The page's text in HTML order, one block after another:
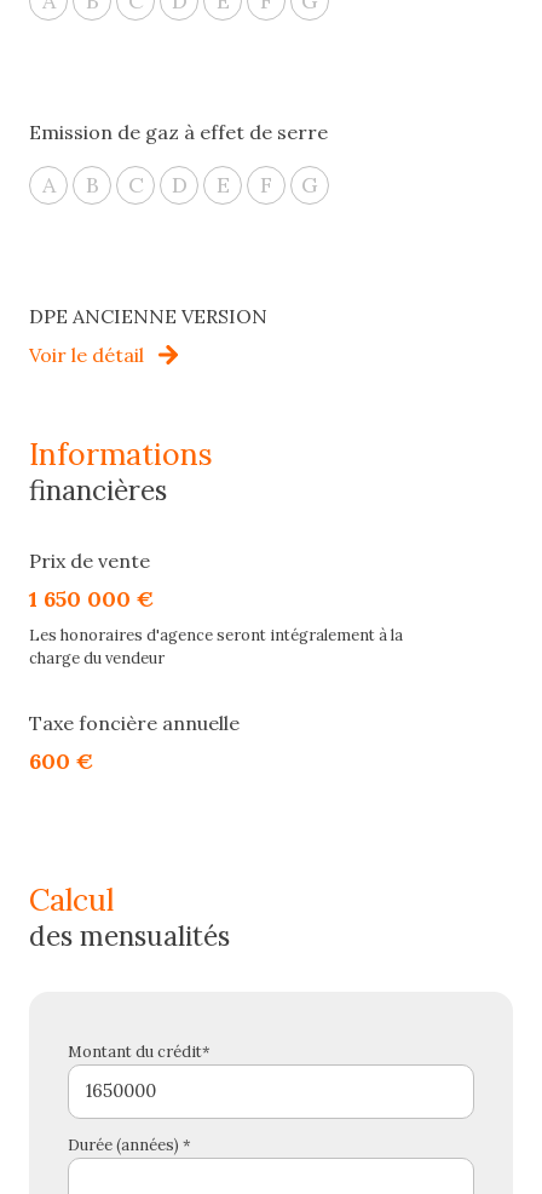
Emission de gaz à effet de serre
A B C D E F G
DPE ANCIENNE VERSION
Voir le détail
informations
financières
Prix de vente
1 650 000 €
Les honoraires d'agence seront intégralement à la
charge du vendeur
Taxe foncière annuelle
600 €
calcul
des mensualités
Montant du crédit*
Durée (années) *